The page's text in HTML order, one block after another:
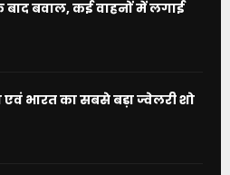
बवाल, कई वाहनों में लगाई
एवं भारत का सबसे बड़ा ज्वेलरी शो